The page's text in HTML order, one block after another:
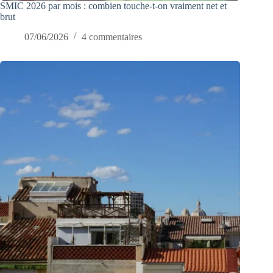
SMIC 2026 par mois : combien touche-t-on vraiment net et
brut
07/06/2026
4 commentaires